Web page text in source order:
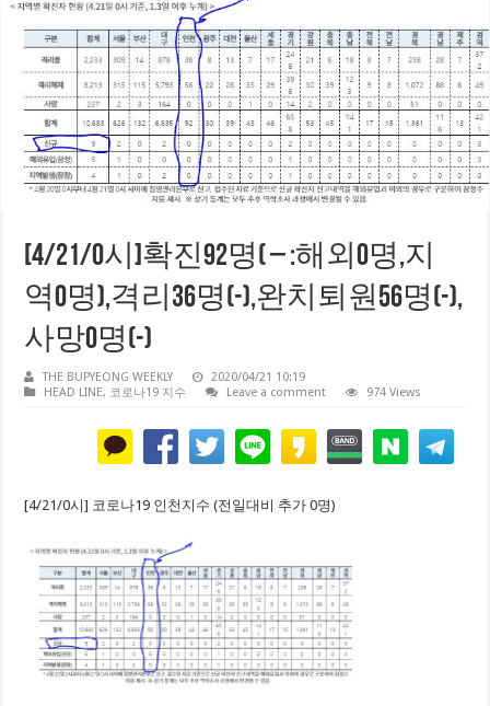
[4/21/0시]확진92명( – :해외0명,지
역0명),격리36명(-),완치퇴원56명(-),
사망0명(-)
THE BUPYEONG WEEKLY
2020/04/21 10:19
HEAD LINE, 코로나19 지수 Leave a comment 974 Views
[4/21/0시] 코로나19 인천지수 (전일대비 추가 0명)